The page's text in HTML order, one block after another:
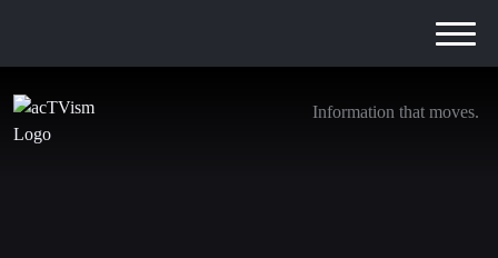
Information that moves.